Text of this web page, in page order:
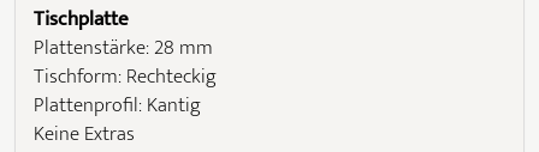
Tischplatte
Plattenstärke: 28 mm
Tischform: Rechteckig
Plattenprofil: Kantig
Keine Extras